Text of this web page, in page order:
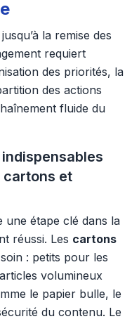
la remise des
requiert
des priorités, la
des actions
fluide du
cartons et
une étape clé dans la
réussi. Les cartons
: petits pour les
volumineux
le papier bulle, le
du contenu. Le